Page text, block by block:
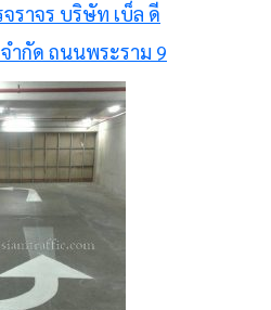
ราจร บริษัท เบ็ล ดี
ำกัด ถนนพระราม 9